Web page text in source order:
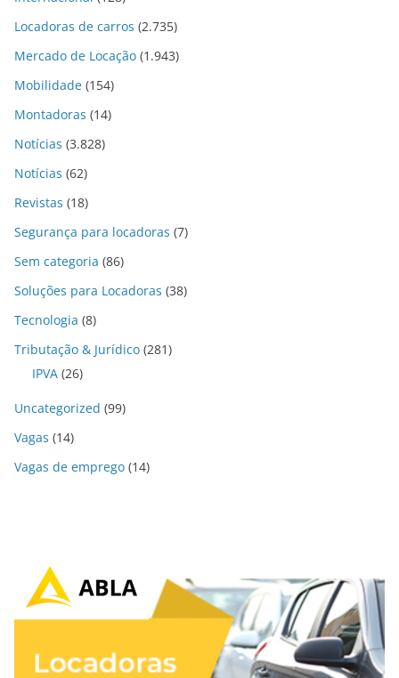
Locadoras de carros (2.735)
Mercado de Locação (1.943)
Mobilidade (154)
Montadoras (14)
Notícias (3.828)
Notícias (62)
Revistas (18)
Segurança para locadoras (7)
Sem categoria (86)
Soluções para Locadoras (38)
Tecnologia (8)
Tributação & Jurídico (281)
IPVA (26)
Uncategorized (99)
Vagas (14)
Vagas de emprego (14)